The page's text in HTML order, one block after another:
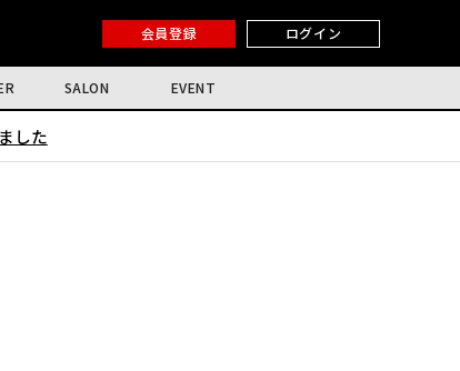
会員登録 ログイン
SALON EVENT
した